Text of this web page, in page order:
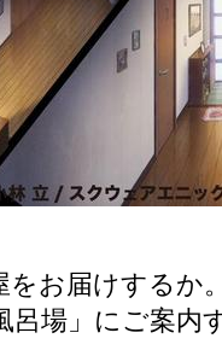
をお届けするか
呂場」にご案内